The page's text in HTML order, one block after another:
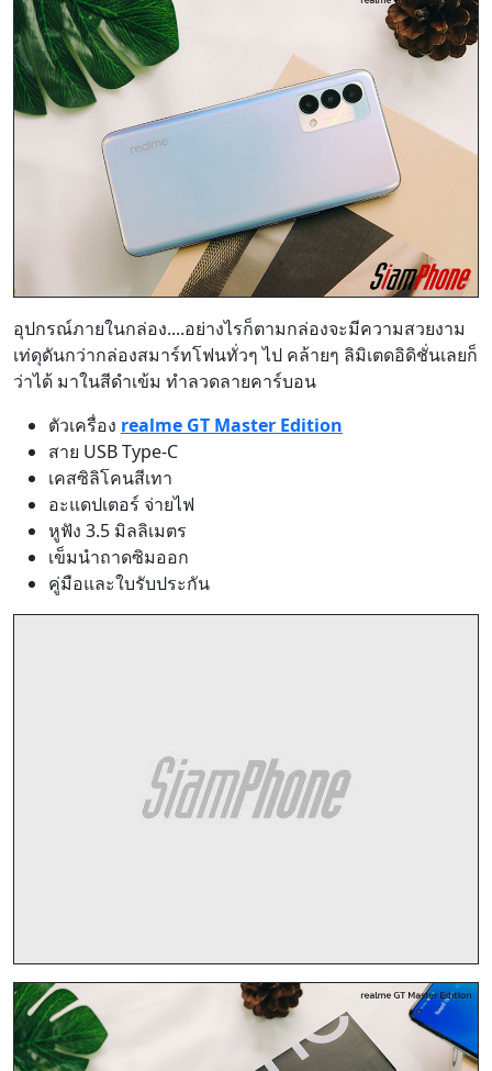
อุปกรณ์ภายในกล่อง....อย่างไรก็ตามกล่องจะมีความสวยงาม
เท่ดุดันกว่ากล่องสมาร์ทโฟนทั่วๆ ไป คล้ายๆ ลิมิเตดอิดิชั่นเลยก็
ว่าได้ มาในสีดำเข้ม ทำลวดลายคาร์บอน
ตัวเครื่อง realme GT Master Edition
สาย USB Type-C
เคสซิลิโคนสีเทา
อะแดปเตอร์ จ่ายไฟ
หูฟัง 3.5 มิลลิเมตร
เข็มนำถาดซิมออก
คู่มือและใบรับประกัน